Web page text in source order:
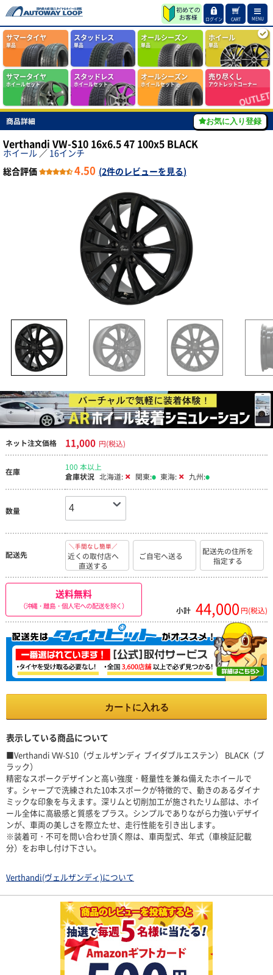
ログイン CART MENU
サマータイヤ
単品
スタッドレス
単品
オールシーズン
単品
ホイール
単品
サマータイヤ
ホイールセット
スタッドレス
ホイールセット
オールシーズン
ホイールセット
売り尽くし
アウトレットコーナー
商品詳細 お気に入り登録
Verthandi VW-S10 16x6.5 47 100x5 BLACK
ホイール ／ 16インチ
総合評価
4.50 (2件のレビューを見る)
ネット注文価格 11,000 円(税込)
在庫
100 本以上
倉庫状況 北海道: 関東: 東海: 九州:
数量
配送先
＼手間なし簡単／
近くの取付店へ
直送する
ご自宅へ送る
配送先の住所を
指定する
送料無料
（沖縄・離島・個人宅への配送を除く） 小計 44,000 円(税込)
カートに入れる
表示している商品について
■Verthandi VW-S10（ヴェルザンディ ブイダブルエステン） BLACK（ブ
ラック）
精密なスポークデザインと高い強度・軽量性を兼ね備えたホイールで
す。シャープで洗練された10本スポークが特徴的で、動きのあるダイナ
ミックな印象を与えます。深リムと切削加工が施されたリム部は、ホイ
ール全体に高級感と質感をプラス。シンプルでありながら力強いデザイ
ンが、車両の美しさを際立たせ、走行性能を引き出します。
※装着可・不可を問い合わせ頂く際は、車両型式、年式（車検証記載
分）をお申し付け下さい。
Verthandi(ヴェルザンディ)について